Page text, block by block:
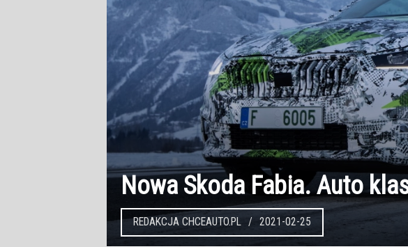
Nowa Skoda Fabia. Auto
REDAKCJA CHCEAUTO.PL
2021-02-25